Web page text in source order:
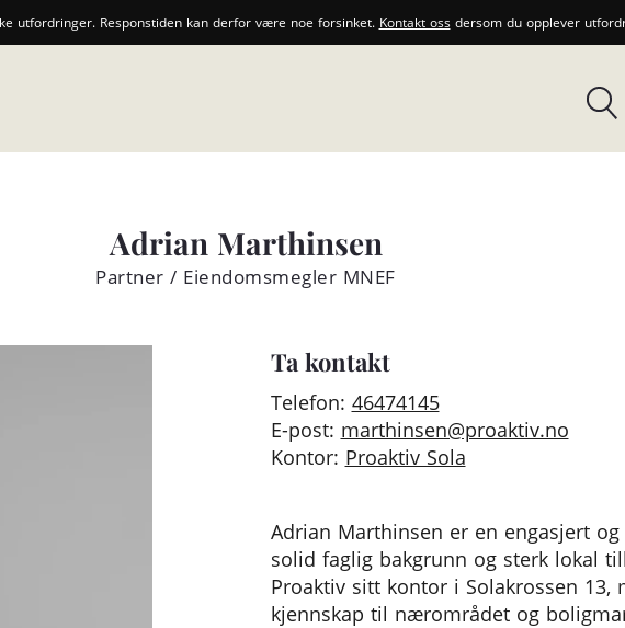
utfordringer. Responstiden kan derfor være noe forsinket. Kontakt ossdersom du opplever
Adrian Marthinsen
Partner / Eiendomsmegler MNEF
Ta kontakt
Telefon: 46474145
E-post: marthinsen@proaktiv.no
Kontor: Proaktiv Sola
Adrian Marthinsen er en engasjert
solid faglig bakgrunn og sterk lokal
Proaktiv sitt kontor i Solakrossen
kjennskap til nærområdet og